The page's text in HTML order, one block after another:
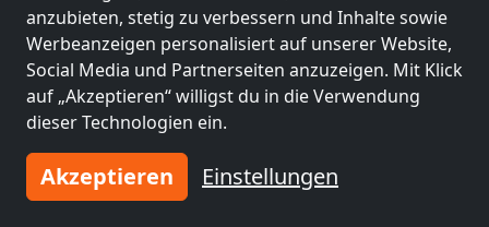
anzubieten, stetig zu verbessern und Inhalte sowie
Werbeanzeigen personalisiert auf unserer Website,
Social Media und Partnerseiten anzuzeigen. Mit Klick
auf „Akzeptieren“ willigst du in die Verwendung
dieser Technologien ein.
Akzeptieren Einstellungen